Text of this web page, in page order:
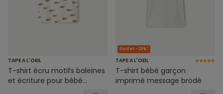
TAPE A L'OEIL
T-shirt écru motifs baleines
et écriture pour bébé
Outlet -20%*
TAPE A L'OEIL
T-shirt bébé garçon
imprimé message brodé